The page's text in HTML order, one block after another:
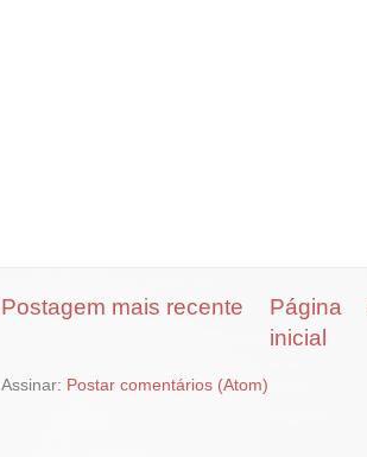
Postagem mais recente
Página
inicial
Assinar: Postar comentários (Atom)